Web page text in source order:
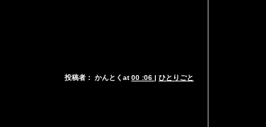
投稿者： かんとくat00 :06 | ひとりごと